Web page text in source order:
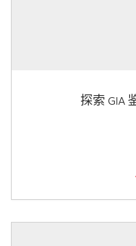
探索 GIA